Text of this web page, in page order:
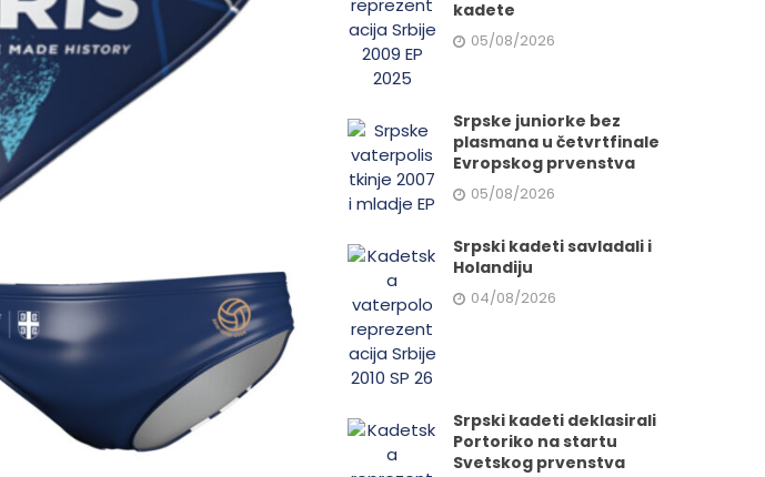
kadete
05/08/2026
Srpske juniorke bez
plasmana u četvrtfinale
Evropskog prvenstva
05/08/2026
Srpski kadeti savladali i
Holandiju
04/08/2026
Srpski kadeti deklasirali
Portoriko na startu
Svetskog prvenstva